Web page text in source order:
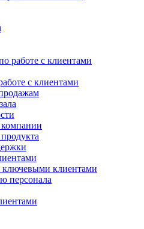
работе с клиентами
с клиентами
ключевыми клиентами
персонала